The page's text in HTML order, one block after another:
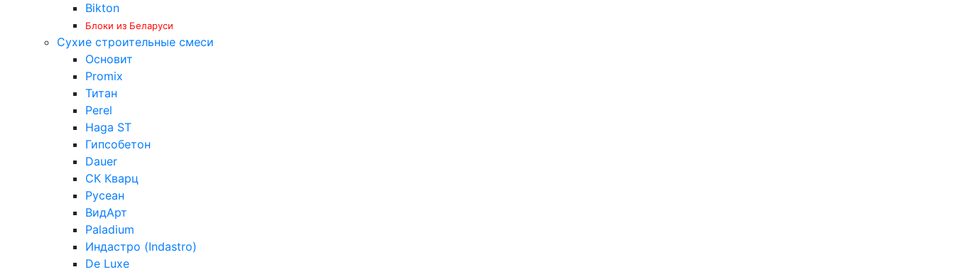
Bikton
Блоки из Беларуси
Сухие строительные смеси
Основит
Promix
Титан
Perel
Haga ST
Гипсобетон
Dauer
СК Кварц
Русеан
ВидАрт
Paladium
Индастро (Indastro)
De Luxe